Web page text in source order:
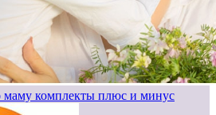
маму комплекты плюс и минус